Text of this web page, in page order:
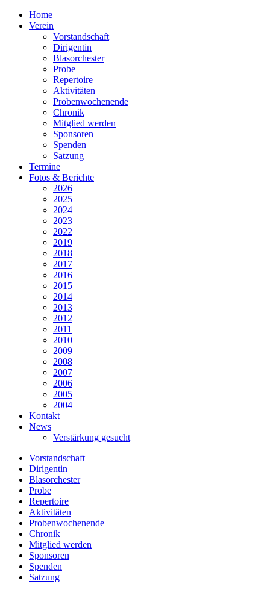
Home
Verein
Vorstandschaft
Dirigentin
Blasorchester
Probe
Repertoire
Aktivitäten
Probenwochenende
Chronik
Mitglied werden
Sponsoren
Spenden
Satzung
Termine
Fotos & Berichte
2026
2025
2024
2023
2022
2019
2018
2017
2016
2015
2014
2013
2012
2011
2010
2009
2008
2007
2006
2005
2004
Kontakt
News
Verstärkung gesucht
Vorstandschaft
Dirigentin
Blasorchester
Probe
Repertoire
Aktivitäten
Probenwochenende
Chronik
Mitglied werden
Sponsoren
Spenden
Satzung